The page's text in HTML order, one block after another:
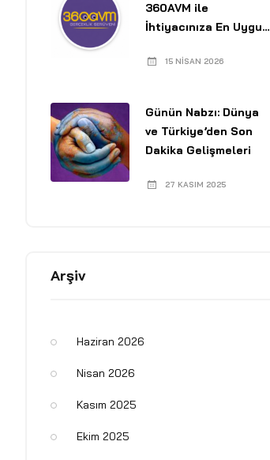
360AVM ile
İhtiyacınıza En Uygun
15 NISAN 2026
Günün Nabzı: Dünya
ve Türkiye’den Son
Dakika Gelişmeleri
27 KASIM 2025
Arşiv
Haziran 2026
Nisan 2026
Kasım 2025
Ekim 2025